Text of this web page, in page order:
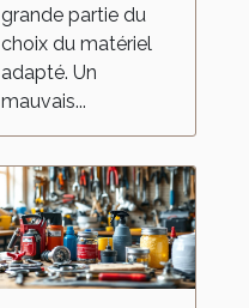
grande partie du
choix du matériel
adapté. Un
mauvais...